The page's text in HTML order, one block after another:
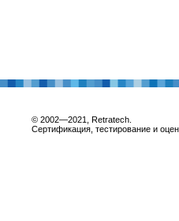
© 2002—2021, Retratech.
Сертификация, тестирование и